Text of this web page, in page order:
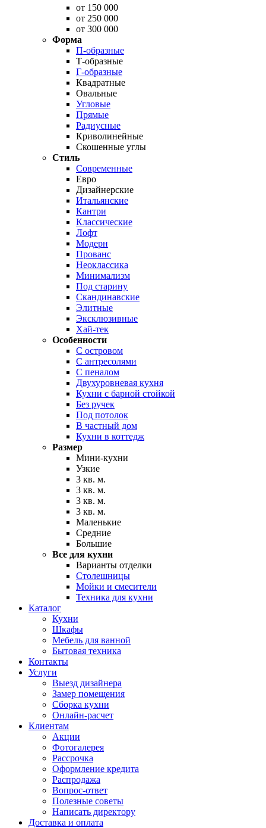
от 150 000
от 250 000
от 300 000
Форма
П-образные
Т-образные
Г-образные
Квадратные
Овальные
Угловые
Прямые
Радиусные
Криволинейные
Скошенные углы
Стиль
Современные
Евро
Дизайнерские
Итальянские
Кантри
Классические
Лофт
Модерн
Прованс
Неоклассика
Минимализм
Под старину
Скандинавские
Элитные
Эксклюзивные
Хай-тек
Особенности
С островом
С антресолями
С пеналом
Двухуровневая кухня
Кухни с барной стойкой
Без ручек
Под потолок
В частный дом
Кухни в коттедж
Размер
Мини-кухни
Узкие
3 кв. м.
3 кв. м.
3 кв. м.
3 кв. м.
Маленькие
Средние
Большие
Все для кухни
Варианты отделки
Столешницы
Мойки и смесители
Техника для кухни
Каталог
Кухни
Шкафы
Мебель для ванной
Бытовая техника
Контакты
Услуги
Выезд дизайнера
Замер помещения
Сборка кухни
Онлайн-расчет
Клиентам
Акции
Фотогалерея
Рассрочка
Оформление кредита
Распродажа
Вопрос-ответ
Полезные советы
Написать директору
Доставка и оплата